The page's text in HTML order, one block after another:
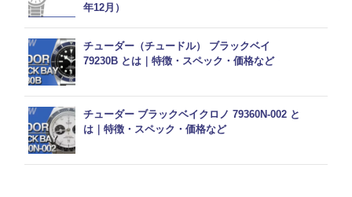
年12月）
チューダー（チュードル） ブラックベイ
79230B とは｜特徴・スペック・価格など
チューダー ブラックベイクロノ 79360N-002 と
は｜特徴・スペック・価格など